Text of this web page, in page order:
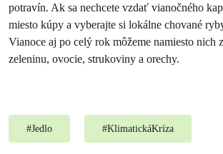
potravín. Ak sa nechcete vzdať vianočného
miesto kúpy a vyberajte si lokálne chované
Vianoce aj po celý rok môžeme namiesto nich
zeleninu, ovocie, strukoviny a orechy.
#Jedlo #KlimatickáKríza